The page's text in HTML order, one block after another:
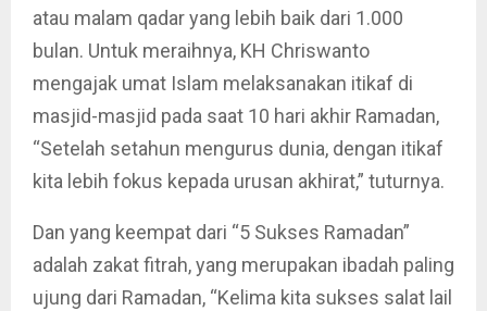
atau malam qadar yang lebih baik dari 1.000
bulan. Untuk meraihnya, KH Chriswanto
mengajak umat Islam melaksanakan itikaf di
masjid-masjid pada saat 10 hari akhir Ramadan,
“Setelah setahun mengurus dunia, dengan itikaf
kita lebih fokus kepada urusan akhirat,” tuturnya.
Dan yang keempat dari “5 Sukses Ramadan”
adalah zakat fitrah, yang merupakan ibadah paling
ujung dari Ramadan, “Kelima kita sukses salat lail